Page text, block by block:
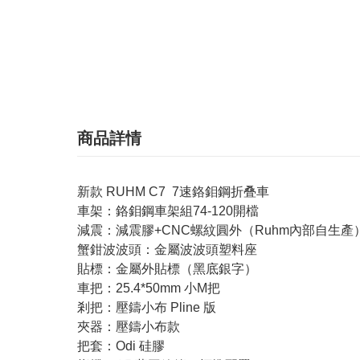
商品詳情
新款 RUHM C7 7速鉻鉬鋼折叠車
車架：鉻鉬鋼車架組74-120開檔
減震：減震膠+CNC螺紋圓外（Ruhm內部自生產）
蟹鉗波波頭：金屬波波頭塑料座
貼標：金屬外貼標（黑底銀字）
車把：25.4*50mm 小M把
剎把：壓鑄小布 Pline 版
夾器：壓鑄小布款
把套：Odi 硅膠